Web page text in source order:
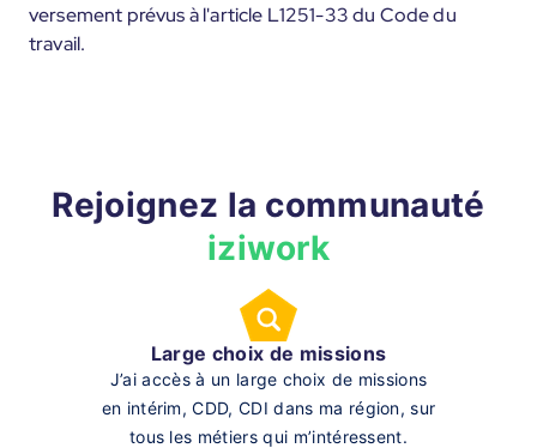
versement prévus à l'article L1251-33 du Code du
travail.
Rejoignez la communauté
iziwork
Large choix de missions
J’ai accès à un large choix de missions
en intérim, CDD, CDI dans ma région, sur
tous les métiers qui m’intéressent.